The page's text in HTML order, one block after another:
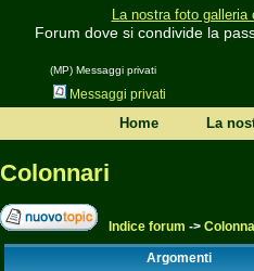
La nostra foto galleria
Forum dove si condivide la
(MP) Messaggi privati
Messaggi privati
Home La
Colonnari
Indice forum ->
Argomenti